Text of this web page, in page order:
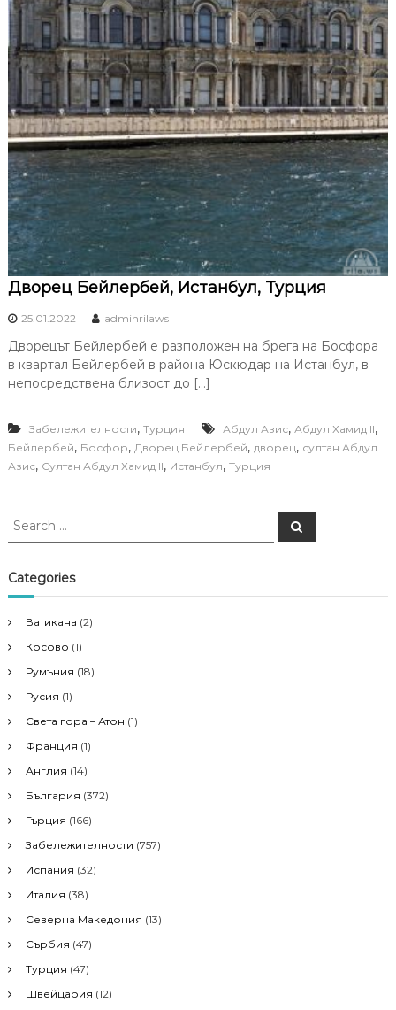
Дворец Бейлербей, Истанбул, Турция
25.01.2022 adminrilaws
Дворецът Бейлербей е разположен на брега на Босфора
в квартал Бейлербей в района Юскюдар на Истанбул, в
непосредствена близост до […]
Забележителности, Турция Абдул Азис, Абдул Хамид II,
Бейлербей, Босфор, Дворец Бейлербей, дворец, султан Абдул
Азис, Султан Абдул Хамид II, Истанбул, Турция
S
r
c
f
o
r
S
e
Categories
Ватикана (2)
Косово (1)
Румъния (18)
Русия (1)
Света гора – Атон (1)
Франция (1)
Англия (14)
България (372)
Гърция (166)
Забележителности (757)
Испания (32)
Италия (38)
Северна Македония (13)
Сърбия (47)
Турция (47)
Швейцария (12)